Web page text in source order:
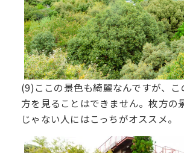
(9)ここの景色も綺麗なんですが、
方を見ることはできません。枚方の
じゃない人にはこっちがオススメ。